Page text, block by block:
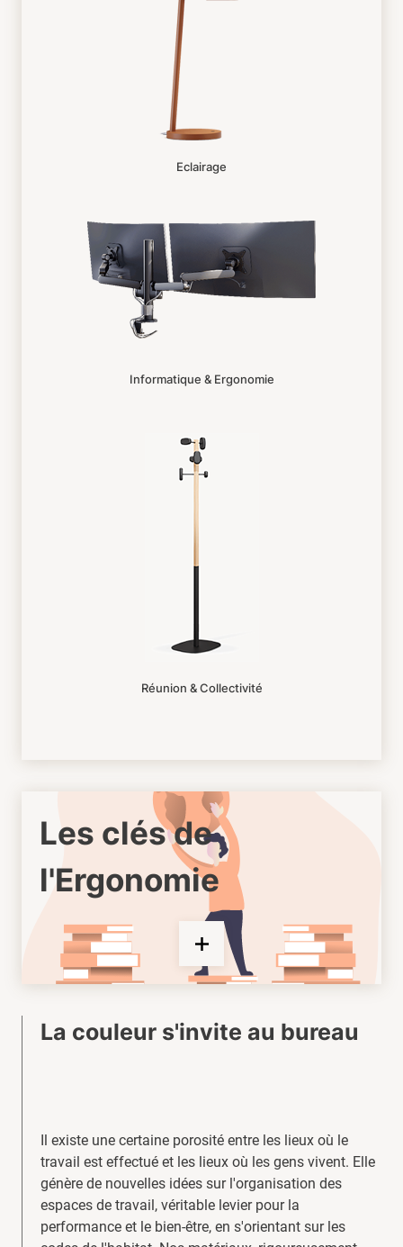
Eclairage
Informatique & Ergonomie
Réunion & Collectivité
Les clés de
l'Ergonomie
La couleur s'invite au bureau
Il existe une certaine porosité entre les lieux où le
travail est effectué et les lieux où les gens vivent. Elle
génère de nouvelles idées sur l'organisation des
espaces de travail, véritable levier pour la
performance et le bien-être, en s'orientant sur les